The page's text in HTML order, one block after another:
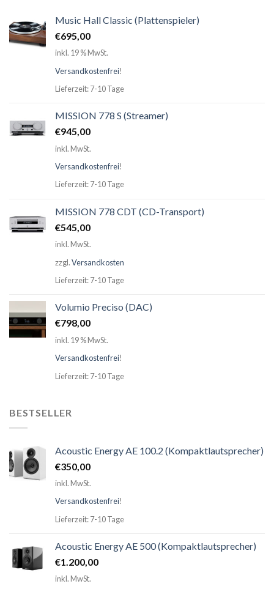
Music Hall Classic (Plattenspieler)
€695,00
inkl. 19 % MwSt.
Versandkostenfrei!
Lieferzeit: 7-10 Tage
MISSION 778 S (Streamer)
€945,00
inkl. MwSt.
Versandkostenfrei!
Lieferzeit: 7-10 Tage
MISSION 778 CDT (CD-Transport)
€545,00
inkl. MwSt.
zzgl.Versandkosten
Lieferzeit: 7-10 Tage
Volumio Preciso (DAC)
€798,00
inkl. 19 % MwSt.
Versandkostenfrei!
Lieferzeit: 7-10 Tage
BESTSELLER
Acoustic Energy AE 100.2 (Kompaktlautsprecher)
€350,00
inkl. MwSt.
Versandkostenfrei!
Lieferzeit: 7-10 Tage
Acoustic Energy AE 500 (Kompaktlautsprecher)
€1.200,00
inkl. MwSt.